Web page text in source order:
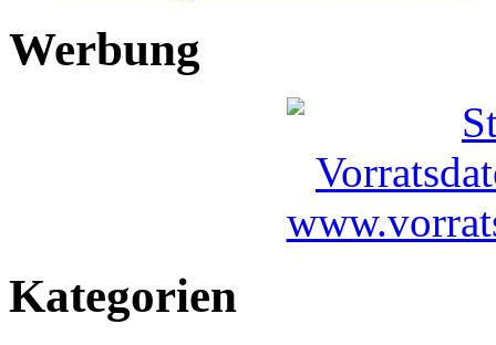
Werbung
Kategorien